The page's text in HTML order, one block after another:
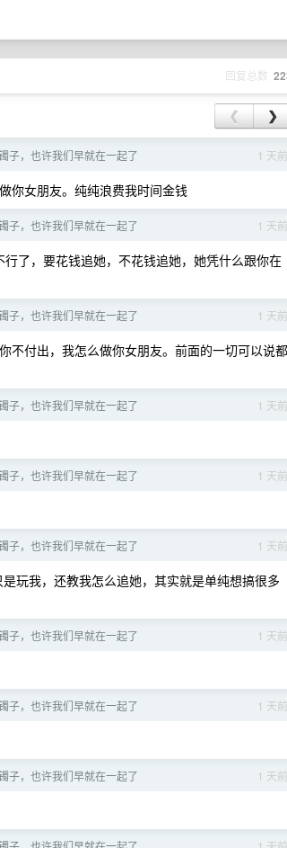
回复总数
❮ ❯
1 天前
子，也许我们早就在一起了
你女朋友。纯纯浪费我时间金钱
1 天前
子，也许我们早就在一起了
了，要花钱追她，不花钱追她，她凭什么跟你在
1 天前
子，也许我们早就在一起了
不付出，我怎么做你女朋友。前面的一切可以说都
1 天前
子，也许我们早就在一起了
1 天前
子，也许我们早就在一起了
1 天前
子，也许我们早就在一起了
玩我，还教我怎么追她，其实就是单纯想搞很多
1 天前
子，也许我们早就在一起了
1 天前
子，也许我们早就在一起了
1 天前
子，也许我们早就在一起了